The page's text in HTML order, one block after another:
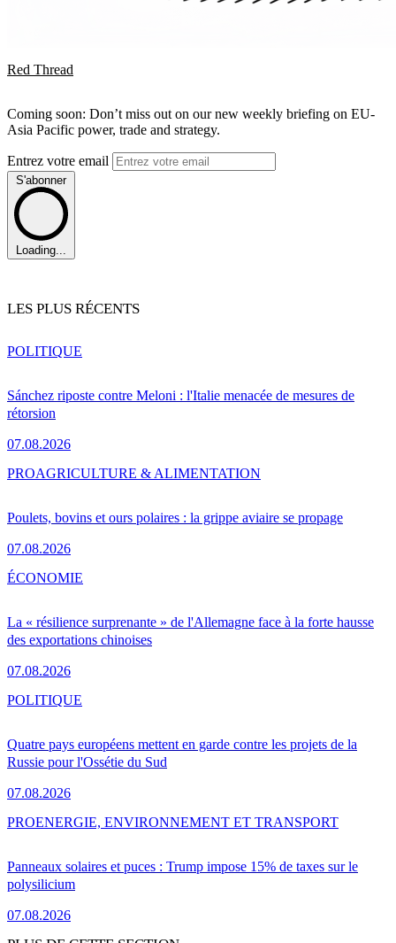
Red Thread
Coming soon: Don’t miss out on our new weekly briefing on EU-
Asia Pacific power, trade and strategy.
Entrez votre email
S'abonner
Loading...
LES PLUS RÉCENTS
Sánchez riposte contre Meloni : l'Italie menacée de mesures de
rétorsion
07.08.2026
POLITIQUE
Poulets, bovins et ours polaires : la grippe aviaire se propage
07.08.2026
PROAGRICULTURE & ALIMENTATION
La « résilience surprenante » de l'Allemagne face à la forte hausse
des exportations chinoises
07.08.2026
ÉCONOMIE
Quatre pays européens mettent en garde contre les projets de la
Russie pour l'Ossétie du Sud
07.08.2026
POLITIQUE
Panneaux solaires et puces : Trump impose 15% de taxes sur le
polysilicium
07.08.2026
PROENERGIE, ENVIRONNEMENT ET TRANSPORT